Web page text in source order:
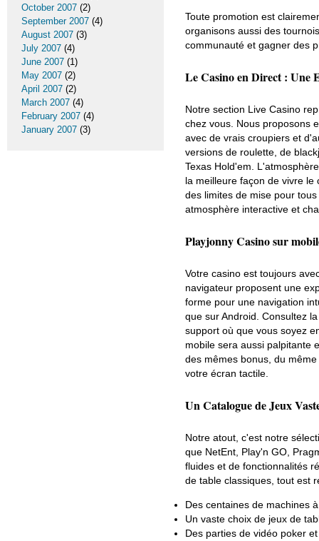
Toute promotion est
organisons aussi des
communauté et gagner des
Le Casino en Direct : Une
Notre section Live Casino
chez vous. Nous proposons
avec de vrais croupiers et
versions de roulette, de
Texas Hold'em.
la meilleure façon de vivre
des limites de mise pour
atmosphère interactive et
Playjonny Casino sur
Votre casino est toujours
navigateur proposent une
forme pour une navigation
que sur Android. Consultez
support où que vous soyez
mobile sera aussi palpitante
des mêmes bonus, du
votre écran tactile.
Un Catalogue de Jeux
Notre atout, c'est notre
que NetEnt, Play'n GO,
fluides et de fonctionnalités
de table classiques, tout est
Des centaines de machines
Un vaste choix de jeux de
Des parties de vidéo poker
October 2007 (2)
September 2007 (4)
August 2007 (3)
July 2007 (4)
June 2007 (1)
May 2007 (2)
April 2007 (2)
March 2007 (4)
February 2007 (4)
January 2007 (3)